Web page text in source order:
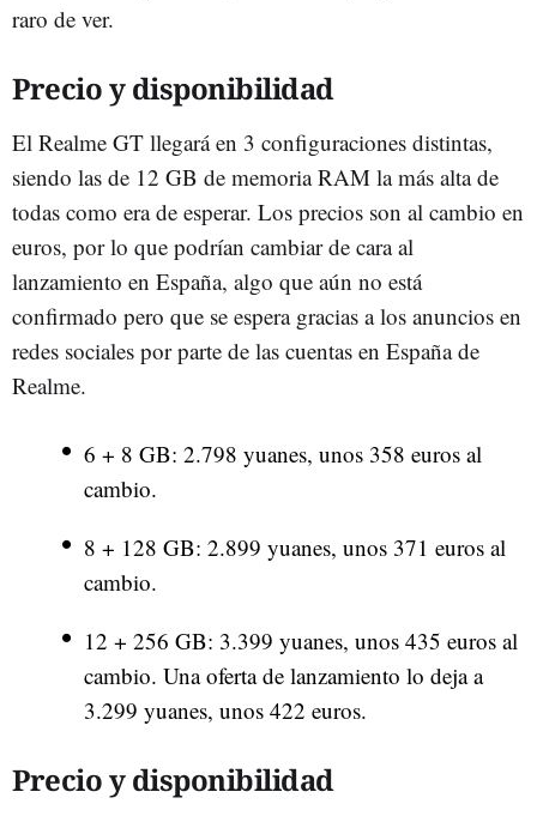
raro de ver.
Precio y disponibilidad
El Realme GT llegará en 3 configuraciones distintas,
siendo las de 12 GB de memoria RAM la más alta de
todas como era de esperar. Los precios son al cambio en
euros, por lo que podrían cambiar de cara al
lanzamiento en España, algo que aún no está
confirmado pero que se espera gracias a los anuncios en
redes sociales por parte de las cuentas en España de
Realme.
6 + 8 GB: 2.798 yuanes, unos 358 euros al
cambio.
8 + 128 GB: 2.899 yuanes, unos 371 euros al
cambio.
12 + 256 GB: 3.399 yuanes, unos 435 euros al
cambio. Una oferta de lanzamiento lo deja a
3.299 yuanes, unos 422 euros.
Precio y disponibilidad